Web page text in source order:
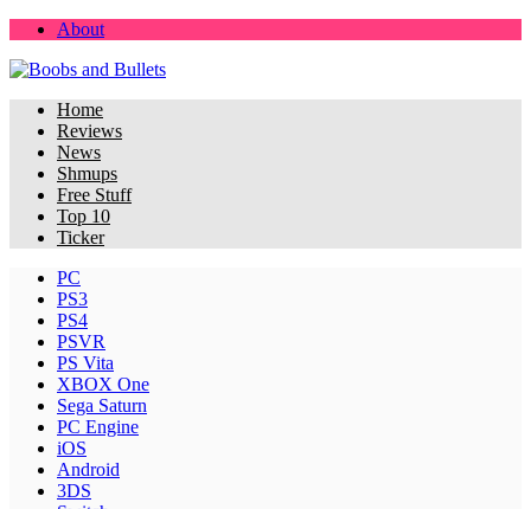
About
Home
Reviews
News
Shmups
Free Stuff
Top 10
Ticker
PC
PS3
PS4
PSVR
PS Vita
XBOX One
Sega Saturn
PC Engine
iOS
Android
3DS